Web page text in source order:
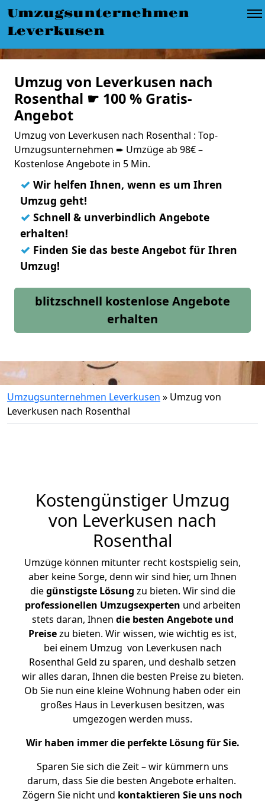
Umzugsunternehmen
Leverkusen
Umzug von Leverkusen nach
Rosenthal ☛ 100 % Gratis-
Angebot
Umzug von Leverkusen nach Rosenthal : Top-
Umzugsunternehmen ➨ Umzüge ab 98€ –
Kostenlose Angebote in 5 Min.
✓ Wir helfen Ihnen, wenn es um Ihren
Umzug geht!
✓ Schnell & unverbindlich Angebote
erhalten!
✓ Finden Sie das beste Angebot für Ihren
Umzug!
blitzschnell kostenlose Angebote
erhalten
Umzugsunternehmen Leverkusen » Umzug von
Leverkusen nach Rosenthal
Kostengünstiger Umzug
von Leverkusen nach
Rosenthal
Umzüge können mitunter recht kostspielig sein,
aber keine Sorge, denn wir sind hier, um Ihnen
diegünstigste Lösung zu bieten. Wir sind die
professionellen Umzugsexperten und arbeiten
stets daran, Ihnen die besten Angebote und
Preisezu bieten. Wir wissen, wie wichtig es ist,
bei einem Umzug von Leverkusen nach
Rosenthal Geld zu sparen, und deshalb setzen
wir alles daran, Ihnen die besten Preise zu bieten.
Ob Sie nun eine kleine Wohnung haben oder ein
großes Haus in Leverkusen besitzen, was
umgezogen werden muss.
Wir haben immer die perfekte Lösung für Sie.
Sparen Sie sich die Zeit – wir kümmern uns
darum, dass Sie die besten Angebote erhalten.
Zögern Sie nicht und kontaktieren Sie uns noch